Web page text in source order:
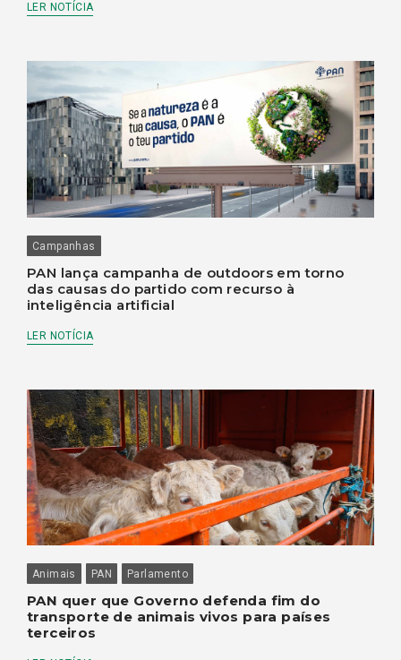
LER NOTÍCIA
Campanhas
PAN lança campanha de outdoors em torno
das causas do partido com recurso à
inteligência artificial
LER NOTÍCIA
Animais PAN Parlamento
PAN quer que Governo defenda fim do
transporte de animais vivos para países
terceiros